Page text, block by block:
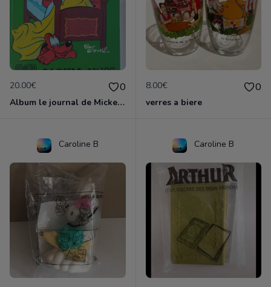
20.00€ 0
Album le journal de Mickey vintage ancien
8.00€ 0
verres a biere
Caroline B Caroline B